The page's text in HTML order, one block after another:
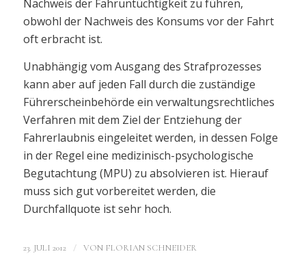
Nachweis der Fahruntüchtigkeit zu führen,
obwohl der Nachweis des Konsums vor der Fahrt
oft erbracht ist.
Unabhängig vom Ausgang des Strafprozesses
kann aber auf jeden Fall durch die zuständige
Führerscheinbehörde ein verwaltungsrechtliches
Verfahren mit dem Ziel der Entziehung der
Fahrerlaubnis eingeleitet werden, in dessen Folge
in der Regel eine medizinisch-psychologische
Begutachtung (MPU) zu absolvieren ist. Hierauf
muss sich gut vorbereitet werden, die
Durchfallquote ist sehr hoch.
23. JULI 2012 / VON FLORIAN SCHNEIDER